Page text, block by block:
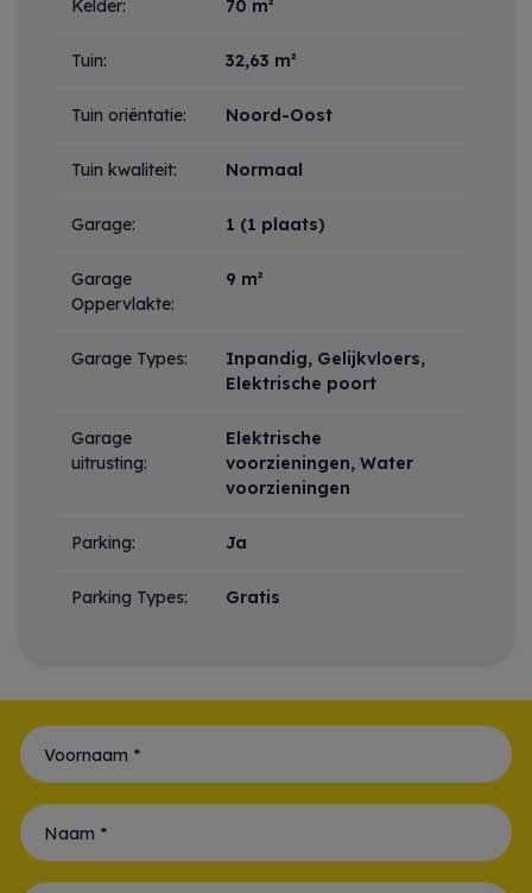
Kelder: 70 m²
Tuin: 32,63 m²
Tuin oriëntatie: Noord-Oost
Tuin kwaliteit: Normaal
Garage: 1 (1 plaats)
Garage
Oppervlakte:
9 m²
Garage Types:
Inpandig, Gelijkvloers,
Elektrische poort
Garage
uitrusting:
Elektrische
voorzieningen, Water
voorzieningen
Parking: Ja
Parking Types: Gratis